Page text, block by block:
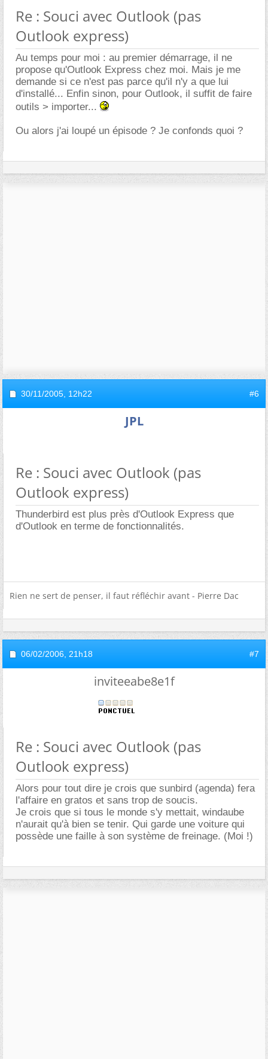
Re : Souci avec Outlook (pas
Outlook express)
Au temps pour moi : au premier démarrage, il ne
propose qu'Outlook Express chez moi. Mais je me
demande si ce n'est pas parce qu'il n'y a que lui
d'installé... Enfin sinon, pour Outlook, il suffit de faire
outils > importer...
Ou alors j'ai loupé un épisode ? Je confonds quoi ?
30/11/2005, 12h22 #6
JPL
Re : Souci avec Outlook (pas
Outlook express)
Thunderbird est plus près d'Outlook Express que
d'Outlook en terme de fonctionnalités.
Rien ne sert de penser, il faut réfléchir avant - Pierre Dac
06/02/2006, 21h18 #7
inviteeabe8e1f
Re : Souci avec Outlook (pas
Outlook express)
Alors pour tout dire je crois que sunbird (agenda) fera
l'affaire en gratos et sans trop de soucis.
Je crois que si tous le monde s'y mettait, windaube
n'aurait qu'à bien se tenir. Qui garde une voiture qui
possède une faille à son système de freinage. (Moi !)